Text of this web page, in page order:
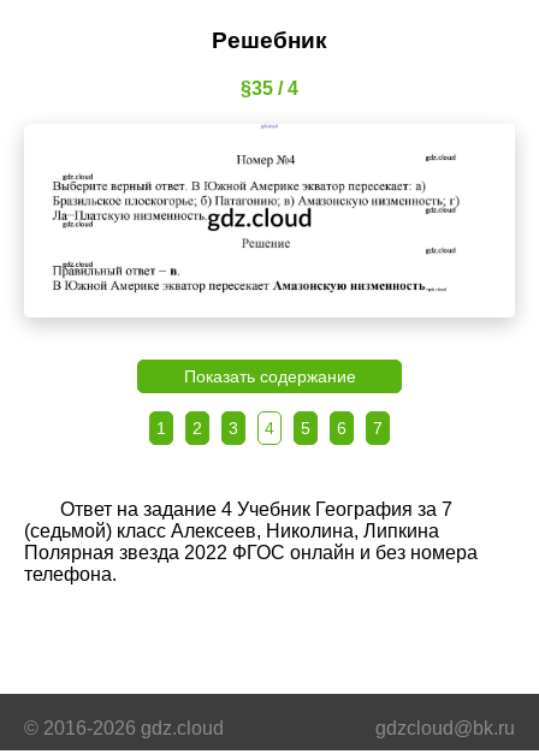
Решебник
§35 / 4
Показать содержание
1 2 3 4 5 6 7
Ответ на задание 4 Учебник География за 7
(седьмой) класс Алексеев, Николина, Липкина
Полярная звезда 2022 ФГОС онлайн и без номера
телефона.
© 2016-2026 gdz.cloud gdzcloud@bk.ru